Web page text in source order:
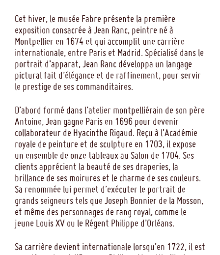
Cet hiver, le musée Fabre présente la première
exposition consacrée à Jean Ranc, peintre né à
Montpellier en 1674 et qui accomplit une carrière
internationale, entre Paris et Madrid. Spécialisé dans le
portrait d’apparat, Jean Ranc développa un langage
pictural fait d’élégance et de raffinement, pour servir
le prestige de ses commanditaires.
D’abord formé dans l’atelier montpelliérain de son père
Antoine, Jean gagne Paris en 1696 pour devenir
collaborateur de Hyacinthe Rigaud. Reçu à l’Académie
royale de peinture et de sculpture en 1703, il expose
un ensemble de onze tableaux au Salon de 1704. Ses
clients apprécient la beauté de ses draperies, la
brillance de ses moirures et le charme de ses couleurs.
Sa renommée lui permet d’exécuter le portrait de
grands seigneurs tels que Joseph Bonnier de la Mosson,
et même des personnages de rang royal, comme le
jeune Louis XV ou le Régent Philippe d’Orléans.
Sa carrière devient internationale lorsqu’en 1722, il est